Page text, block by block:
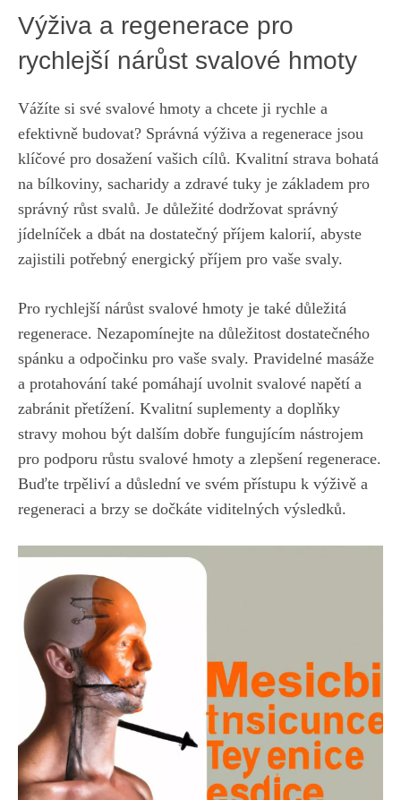
Výživa a regenerace pro
rychlejší nárůst svalové‍ hmoty
Vážíte si ⁣své svalové hmoty a chcete ji rychle a
‍efektivně budovat? Správná výživa a‌ regenerace jsou
⁤klíčové pro dosažení⁢ vašich cílů. ⁤Kvalitní⁣ strava bohatá
⁤na⁤ bílkoviny, sacharidy a zdravé ‍tuky⁤ je základem pro
správný růst svalů.​ Je důležité dodržovat správný
jídelníček a dbát ⁣na⁢ dostatečný ‍příjem kalorií, ‌abyste
zajistili ​potřebný ‌energický ⁣příjem pro vaše ⁤svaly.
Pro rychlejší ‍nárůst svalové ​hmoty je také⁣ důležitá
regenerace. Nezapomínejte ‍na důležitost dostatečného
spánku a⁤ odpočinku pro‍ vaše svaly. Pravidelné​ masáže
a protahování také ‍pomáhají ⁤uvolnit ⁤svalové napětí a
zabránit přetížení. Kvalitní suplementy a​ doplňky
stravy ⁣mohou být⁤ dalším dobře fungujícím nástrojem
pro podporu růstu svalové ⁤hmoty a zlepšení⁣ regenerace.⁣
Buďte trpěliví ⁢a důslední ve svém přístupu ⁢k výživě a
regeneraci a brzy se dočkáte viditelných výsledků.